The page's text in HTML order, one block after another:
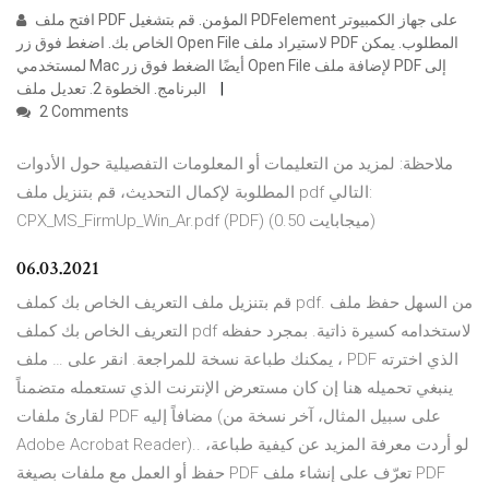
الخاص بك. اضغط فوق زر Open File لاستيراد ملف PDF المطلوب. يمكن
لمستخدمي Mac أيضًا الضغط فوق زر Open File لإضافة ملف PDF إلى
2 Comments
ملاحظة: لمزيد من التعليمات أو المعلومات التفصيلية حول الأدوات
المطلوبة لإكمال التحديث، قم بتنزيل ملف pdf التالي:
CPX_MS_FirmUp_Win_Ar.pdf (PDF) (0.50 ميجابايت)
06.03.2021
قم بتنزيل ملف التعريف الخاص بك كملف pdf. من السهل حفظ ملف
التعريف الخاص بك كملف pdf لاستخدامه كسيرة ذاتية. بمجرد حفظه
، يمكنك طباعة نسخة للمراجعة. انقر على … ملف PDF الذي اخترته
ينبغي تحميله هنا إن كان مستعرض الإنترنت الذي تستعمله متضمناً
لقارئ ملفات PDF مضافاً إليه (على سبيل المثال، آخر نسخة من
Adobe Acrobat Reader).. لو أردت معرفة المزيد عن كيفية طباعة،
حفظ أو العمل مع ملفات بصيغة PDF تعرّف على إنشاء ملف PDF